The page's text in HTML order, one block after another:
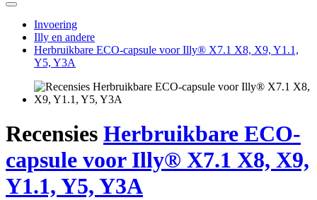
Invoering
Illy en andere
Herbruikbare ECO-capsule voor Illy® X7.1 X8, X9, Y1.1,
Y5, Y3A
Recensies Herbruikbare ECO-
capsule voor Illy® X7.1 X8, X9,
Y1.1, Y5, Y3A